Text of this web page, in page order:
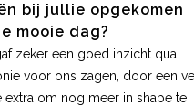
bij jullie opgekomen
mooie dag?
zeker een goed inzicht qua
voor ons zagen, door een
om nog meer in shape te